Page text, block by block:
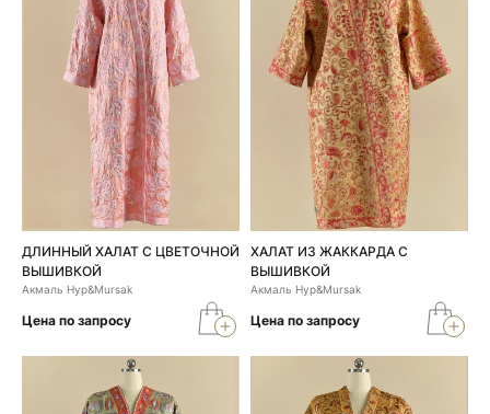
ДЛИННЫЙ ХАЛАТ С ЦВЕТОЧНОЙ
ВЫШИВКОЙ
Акмаль Нур&Mursak
Цена по запросу
ХАЛАТ ИЗ ЖАККАРДА С
ВЫШИВКОЙ
Акмаль Нур&Mursak
Цена по запросу